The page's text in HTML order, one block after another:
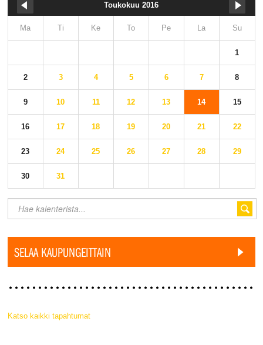
Toukokuu 2016
Ma Ti Ke To Pe La Su
1
2 3 4 5 6 7 8
9 10 11 12 13 14 15
16 17 18 19 20 21 22
23 24 25 26 27 28 29
30 31
SELAA KAUPUNGEITTAIN
Katso kaikki tapahtumat